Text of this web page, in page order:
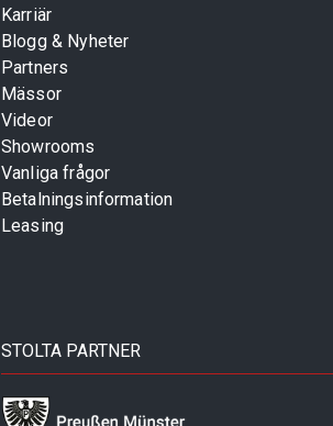
Karriär
Blogg & Nyheter
Partners
Mässor
Videor
Showrooms
Vanliga frågor
Betalningsinformation
Leasing
STOLTA PARTNER